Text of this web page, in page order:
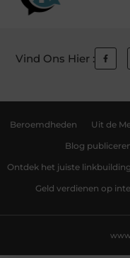
Vind Ons Hier :
Beroemdheden Uit de
Blog
Ontdek het juiste
Geld verdienen op